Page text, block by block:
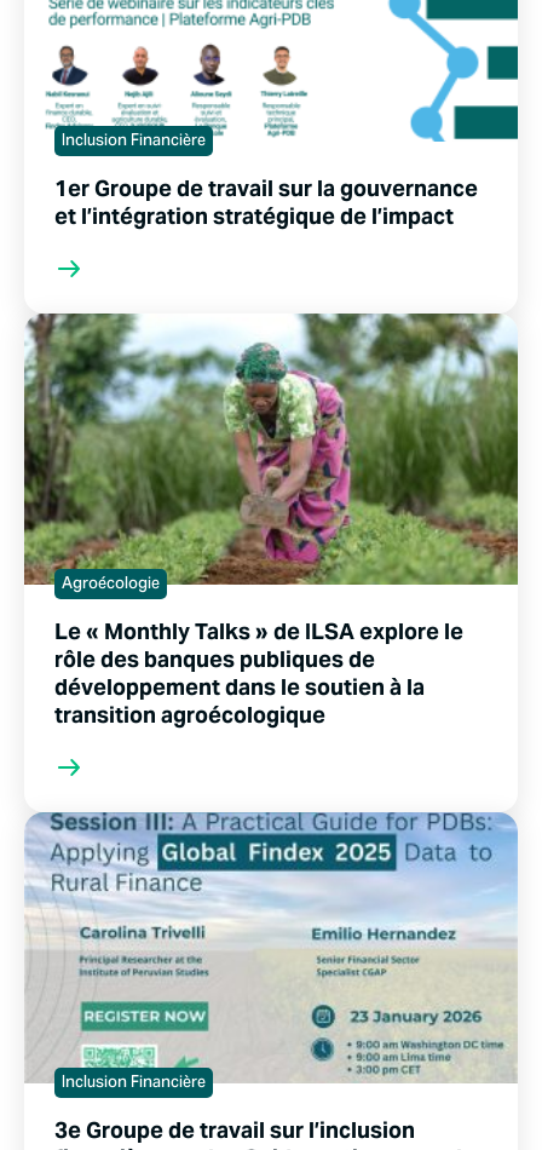
Inclusion Financière
1er Groupe de travail sur la gouvernance
et l’intégration stratégique de l’impact
Agroécologie
Le « Monthly Talks » de ILSA explore le
rôle des banques publiques de
développement dans le soutien à la
transition agroécologique
Inclusion Financière
3e Groupe de travail sur l’inclusion